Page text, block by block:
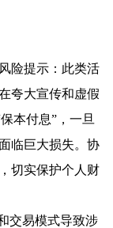
险提示：此类活
夸大宣传和虚假
本付息”，一旦
临巨大损失。协
切实保护个人财
交易模式导致涉